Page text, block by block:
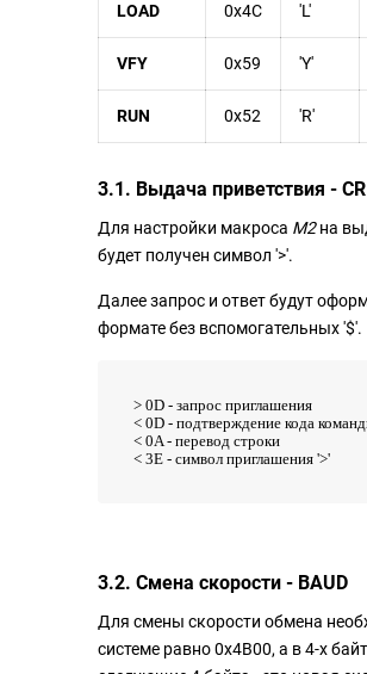
LOAD 0x4C 'L'
VFY 0x59 'Y'
RUN 0x52 'R'
3.1. Выдача приветствия - CR
Для настройки макроса М2на
будет получен символ '>'.
Далее запрос и ответ будут
формате без вспомогательных '$'.
> 0D - запрос приглашения
< 0D - подтверждение кода
< 0A - перевод строки
< 3E - символ приглашения '>'
3.2. Смена скорости - BAUD
Для смены скорости обмена
системе равно 0x4B00, а в 4-х